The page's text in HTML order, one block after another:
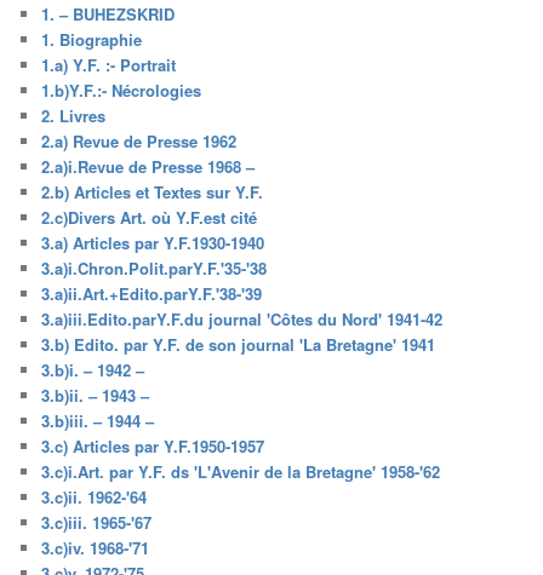
1. – BUHEZSKRID
1. Biographie
1.a) Y.F. :- Portrait
1.b)Y.F.:- Nécrologies
2. Livres
2.a) Revue de Presse 1962
2.a)i.Revue de Presse 1968 –
2.b) Articles et Textes sur Y.F.
2.c)Divers Art. où Y.F.est cité
3.a) Articles par Y.F.1930-1940
3.a)i.Chron.Polit.parY.F.'35-'38
3.a)ii.Art.+Edito.parY.F.'38-'39
3.a)iii.Edito.parY.F.du journal 'Côtes du Nord' 1941-42
3.b) Edito. par Y.F. de son journal 'La Bretagne' 1941
3.b)i. – 1942 –
3.b)ii. – 1943 –
3.b)iii. – 1944 –
3.c) Articles par Y.F.1950-1957
3.c)i.Art. par Y.F. ds 'L'Avenir de la Bretagne' 1958-'62
3.c)ii. 1962-'64
3.c)iii. 1965-'67
3.c)iv. 1968-'71